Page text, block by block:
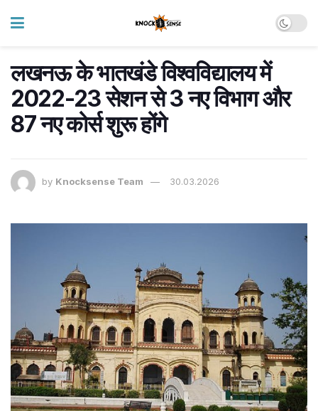
लखनऊ के भातखंडे विश्वविद्यालय में
2022-23 सेशन से 3 नए विभाग और
87 नए कोर्स शुरू होंगे
by Knocksense Team 30.03.2026